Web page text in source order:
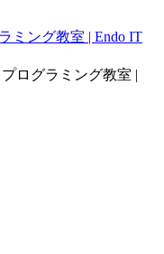
ミング教室 | Endo IT
ログラミング教室 |